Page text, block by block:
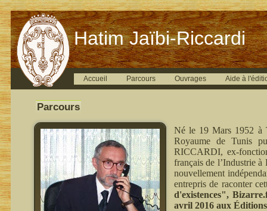
Hatim Jaïbi-Riccardi
Accueil Parcours Ouvrages Aide à
Parcours
Né le 19 Mars 1952 à
Royaume de Tunis
RICCARDI, ex-
français de l’Industrie à
nouvellement
entrepris de raconter
d'existences",
avril 2016 aux